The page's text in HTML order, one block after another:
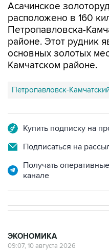
Асачинское
расположено в 160
Петропавловска-
районе. Этот рудник
основных золотых
Камчатском районе.
Петропавловск-
Купить подписку на
Подписаться на
Получать
канале
ЭКОНОМИКА
09:07, 10 августа 2026